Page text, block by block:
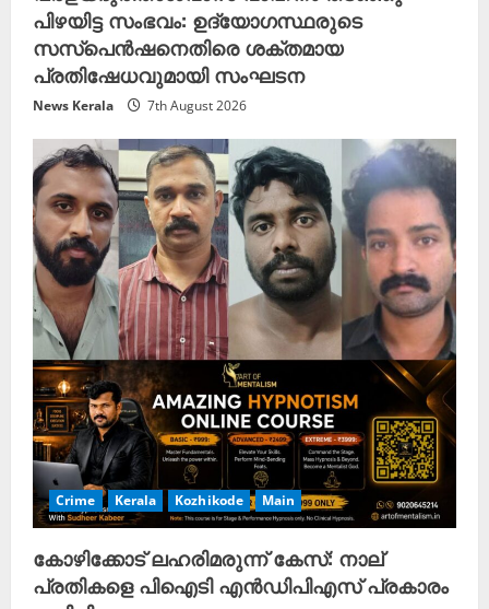
പിഴയിട്ട സംഭവം: ഉദ്യോഗസ്ഥരുടെ
സസ്പെൻഷനെതിരെ ശക്തമായ
പ്രതിഷേധവുമായി സംഘടന
News Kerala 7th August 2026
Crime Kerala Kozhikode Main
കോഴിക്കോട് ലഹരിമരുന്ന് കേസ്: നാല്
പ്രതികളെ പിഐടി എൻഡിപിഎസ് പ്രകാരം